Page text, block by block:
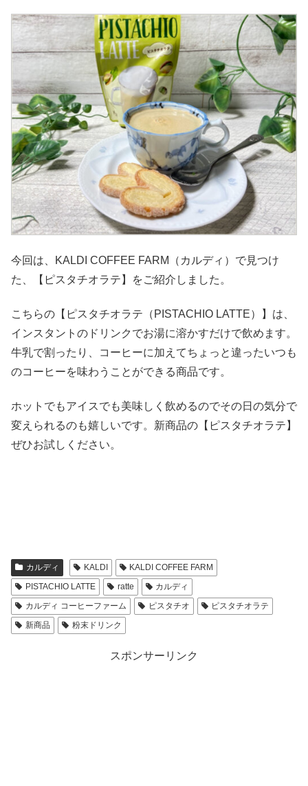
今回は、KALDI COFFEE FARM（カルディ）で見つけ
た、【ピスタチオラテ】をご紹介しました。
こちらの【ピスタチオラテ（PISTACHIO LATTE）】は、
インスタントのドリンクでお湯に溶かすだけで飲めます。
牛乳で割ったり、コーヒーに加えてちょっと違ったいつも
のコーヒーを味わうことができる商品です。
ホットでもアイスでも美味しく飲めるのでその日の気分で
変えられるのも嬉しいです。新商品の【ピスタチオラテ】
ぜひお試しください。
カルディ KALDI
KALDI COFFEE FARM
PISTACHIO LATTE
ratte
カルディ
カルディ コーヒーファーム
ピスタチオ
ピスタチオラテ
新商品
粉末ドリンク
スポンサーリンク